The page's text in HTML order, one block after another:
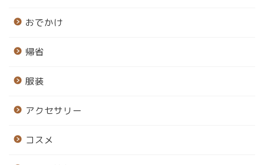
おでかけ
帰省
服装
アクセサリー
コスメ